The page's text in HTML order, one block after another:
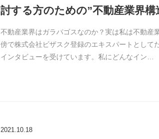
討する方のための”不動産業界構
不動産業界はガラパゴスなのか？実は私は不動産
傍で株式会社ビザスク登録のエキスパートとして
インタビューを受けています。私にどんなイン…
2021.10.18